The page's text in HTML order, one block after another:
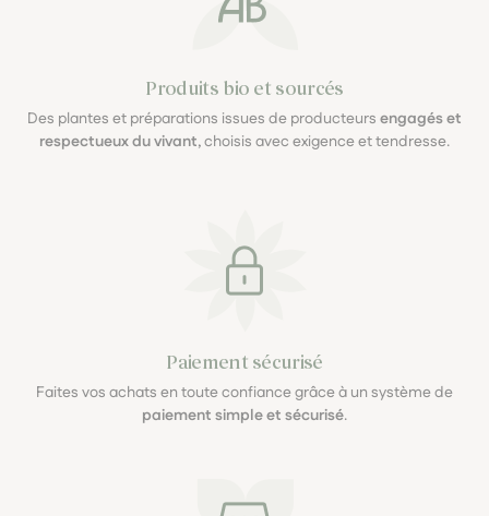
Produits bio et sourcés
Des plantes et préparations issues de producteurs engagés et
respectueux du vivant, choisis avec exigence et tendresse.
Paiement sécurisé
Faites vos achats en toute confiance grâce à un système de
paiement simple et sécurisé.